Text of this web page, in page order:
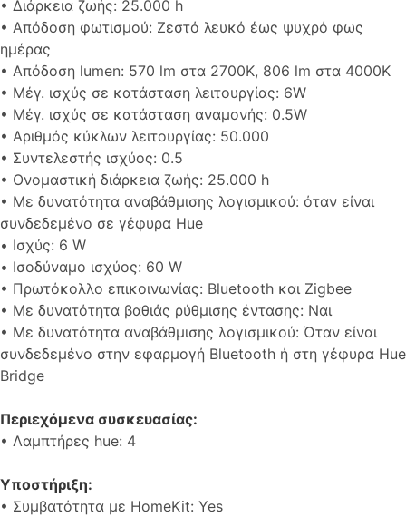
• Διάρκεια ζωής: 25.000 h
• Απόδοση φωτισμού: Ζεστό λευκό έως ψυχρό φως
ημέρας
• Απόδοση lumen: 570 lm στα 2700K, 806 lm στα 4000K
• Μέγ. ισχύς σε κατάσταση λειτουργίας: 6W
• Μέγ. ισχύς σε κατάσταση αναμονής: 0.5W
• Αριθμός κύκλων λειτουργίας: 50.000
• Συντελεστής ισχύος: 0.5
• Ονομαστική διάρκεια ζωής: 25.000 h
• Με δυνατότητα αναβάθμισης λογισμικού: όταν είναι
συνδεδεμένο σε γέφυρα Hue
• Ισχύς: 6 W
• Ισοδύναμο ισχύος: 60 W
• Πρωτόκολλο επικοινωνίας: Bluetooth και Zigbee
• Με δυνατότητα βαθιάς ρύθμισης έντασης: Ναι
• Με δυνατότητα αναβάθμισης λογισμικού: Όταν είναι
συνδεδεμένο στην εφαρμογή Bluetooth ή στη γέφυρα Hue
Bridge
Περιεχόμενα συσκευασίας:
• Λαμπτήρες hue: 4
Υποστήριξη:
• Συμβατότητα με HomeKit: Yes